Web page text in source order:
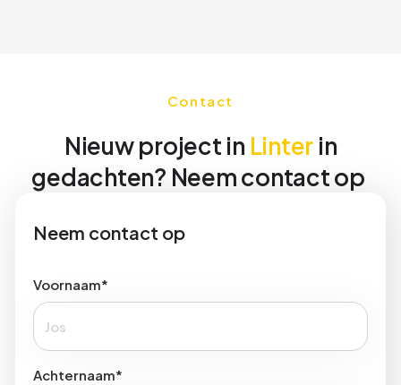
Contact
Nieuw project in Linter in
gedachten? Neem contact op
Neem contact op
Voornaam*
Achternaam*